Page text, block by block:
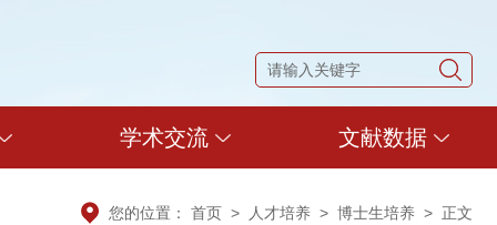
学术交流 文献数据
您的位置： 首页 > 人才培养 > 博士生培养 > 正文